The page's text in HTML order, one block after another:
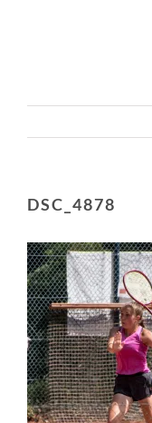
DSC_4878